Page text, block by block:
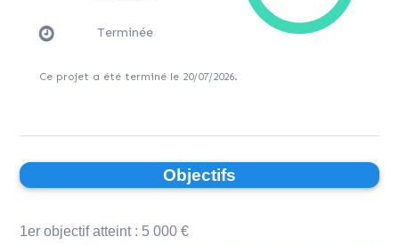
Terminée
Ce projet a été terminé le 20/07/2026.
Objectifs
1er objectif atteint : 5 000 €